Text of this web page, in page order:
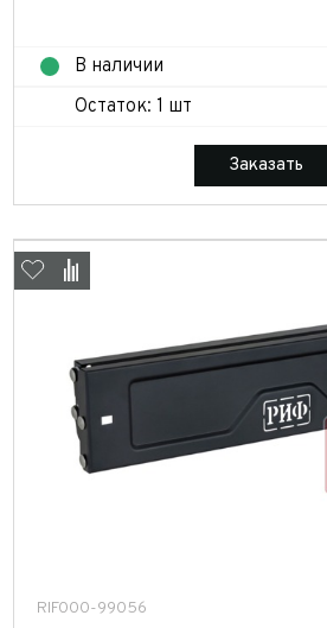
В наличии
Остаток: 1 шт
Заказать
RIF000-99056